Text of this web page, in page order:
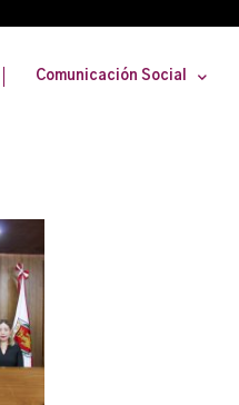
Comunicación Social